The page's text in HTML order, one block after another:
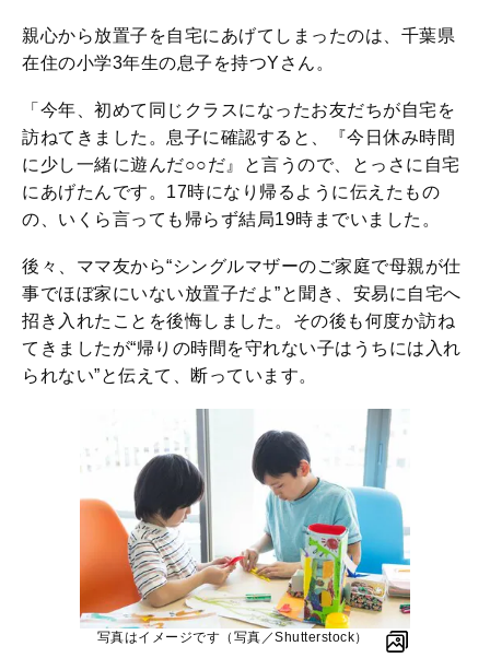
親心から放置子を自宅にあげてしまったのは、千葉県
在住の小学3年生の息子を持つYさん。
「今年、初めて同じクラスになったお友だちが自宅を
訪ねてきました。息子に確認すると、『今日休み時間
に少し一緒に遊んだ○○だ』と言うので、とっさに自宅
にあげたんです。17時になり帰るように伝えたもの
の、いくら言っても帰らず結局19時までいました。
後々、ママ友から“シングルマザーのご家庭で母親が仕
事でほぼ家にいない放置子だよ”と聞き、安易に自宅へ
招き入れたことを後悔しました。その後も何度か訪ね
てきましたが“帰りの時間を守れない子はうちには入れ
られない”と伝えて、断っています。
写真はイメージです（写真／Shutterstock）